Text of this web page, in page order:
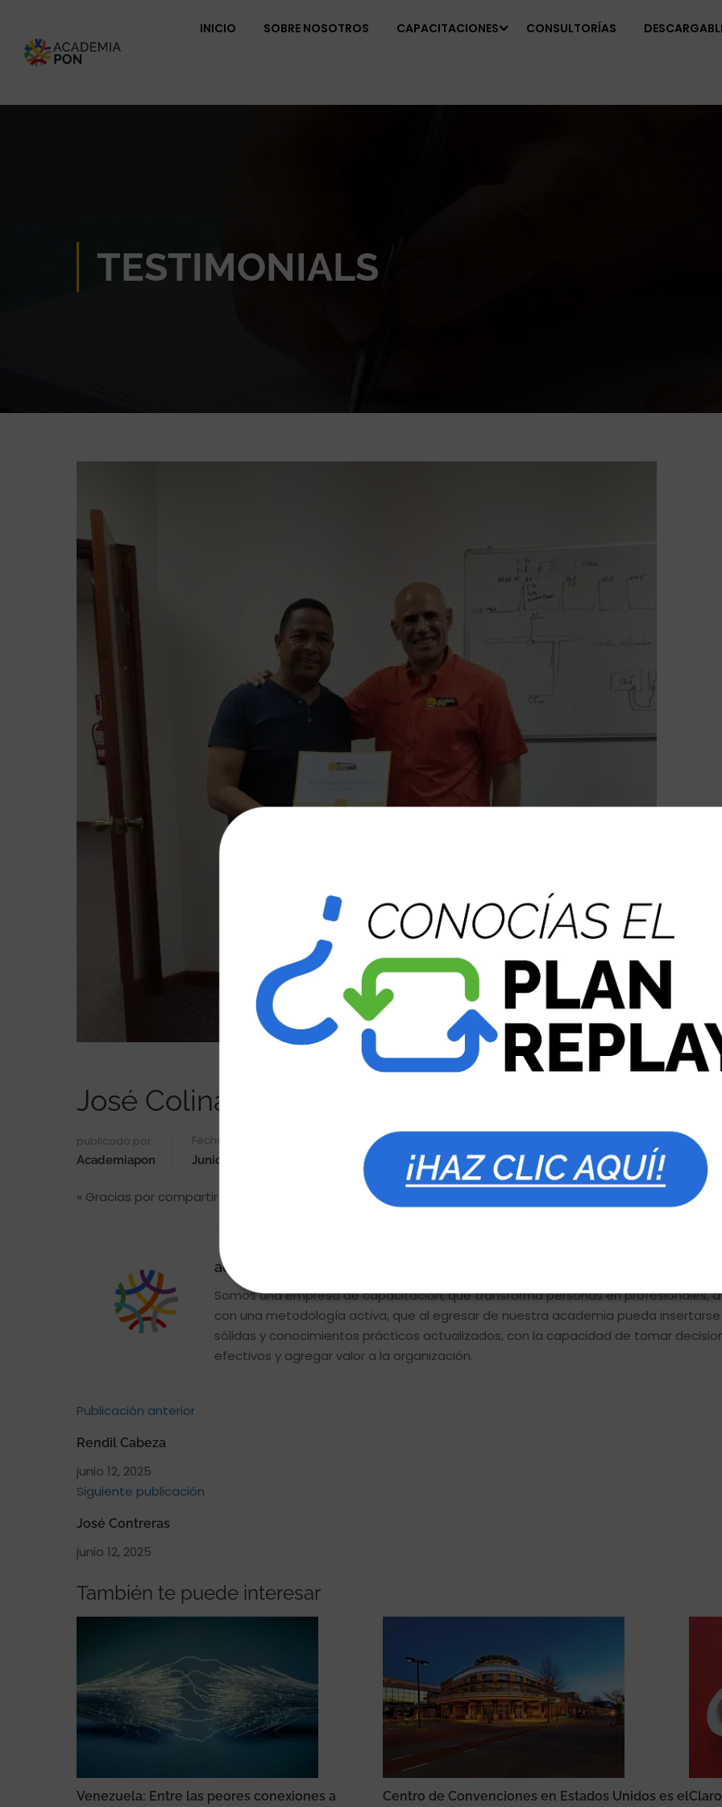
INICIO SOBRE NOSOTROS CAPACITACIONES CONSULTORÍAS
TESTIMONIALS
José Colina
publicado por
Academiapon
Fecha
Junio 12, 2025
» Gracias por compartir con mucha ética y profesionalismo sus conocimientos, esperamos seguir
academiapon
Somos una empresa de capacitación, que transforma personas en profesionales,
con una metodología activa, que al egresar de nuestra academia pueda
sólidas y conocimientos prácticos actualizados, con la capacidad de tomar
efectivos y agregar valor a la organización.
Publicación anterior
Rendil Cabeza
junio 12, 2025
Siguiente publicación
José Contreras
junio 12, 2025
También te puede interesar
Venezuela: Entre las peores conexiones a Centro de Convenciones en Estados Unidos es el